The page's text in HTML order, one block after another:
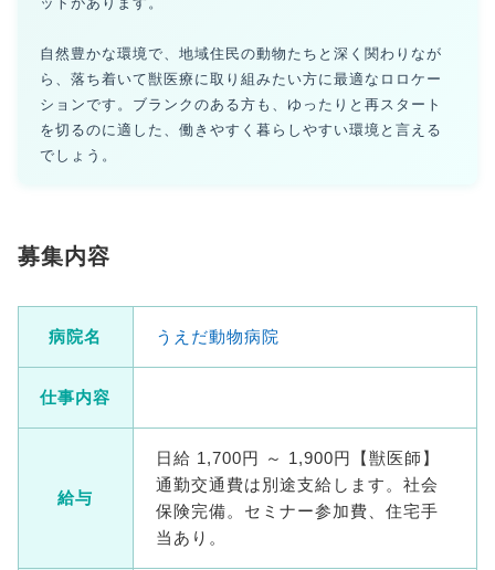
自然豊かな環境で、地域住民の動物たちと深く関わりなが
ら、落ち着いて獣医療に取り組みたい方に最適なロロケー
ションです。ブランクのある方も、ゆったりと再スタート
を切るのに適した、働きやすく暮らしやすい環境と言える
でしょう。
募集内容
病院名 うえだ動物病院
仕事内容
給与
日給 1,700円 ～ 1,900円【獣医師】
通勤交通費は別途支給します。社会
保険完備。セミナー参加費、住宅手
当あり。